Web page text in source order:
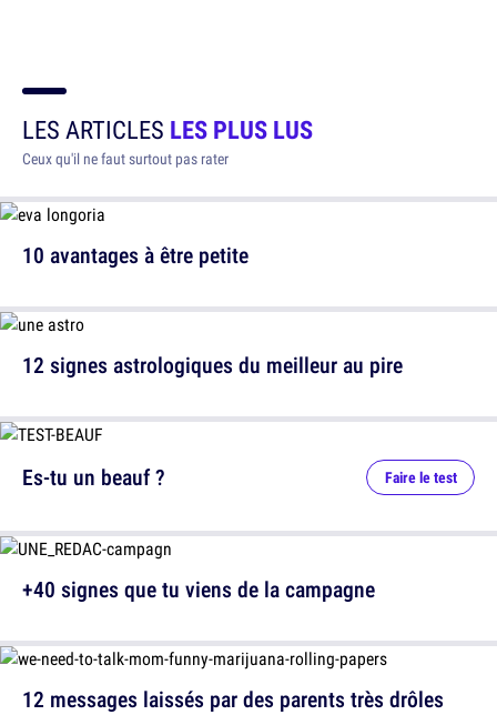
LES ARTICLES LES PLUS LUS
Ceux qu'il ne faut surtout pas rater
10 avantages à être petite
12 signes astrologiques du meilleur au pire
12 messages laissés par des parents très drôles
Es-tu un beauf ? Faire le test
+40 signes que tu viens de la campagne